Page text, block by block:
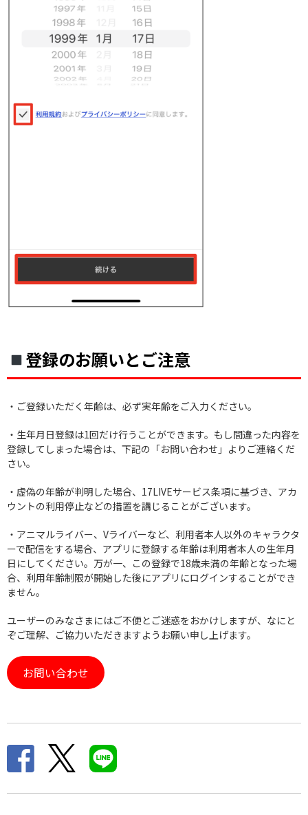
登録のお願いとご注意
・ご登録いただく年齢は、必ず実年齢をご入力ください。
・生年月日登録は1回だけ行うことができます。もし間違った内容を
登録してしまった場合は、下記の「お問い合わせ」よりご連絡くだ
さい。
・虚偽の年齢が判明した場合、17LIVEサービス条項に基づき、アカ
ウントの利用停止などの措置を講じることがございます。
・アニマルライバー、Vライバーなど、利用者本人以外のキャラクタ
ーで配信をする場合、アプリに登録する年齢は利用者本人の生年月
日にしてください。万が一、この登録で18歳未満の年齢となった場
合、利用年齢制限が開始した後にアプリにログインすることができ
ません。
ユーザーのみなさまにはご不便とご迷惑をおかけしますが、なにと
ぞご理解、ご協力いただきますようお願い申し上げます。
お問い合わせ